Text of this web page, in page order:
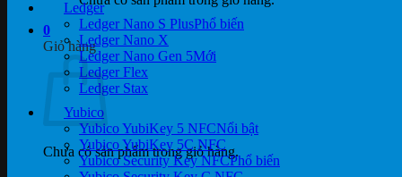
0
Giỏ hàng
Chưa có sản phẩm trong giỏ hàng.
Ledger
Ledger Nano S Plus
Ledger Nano X
Ledger Nano Gen 5
Ledger Flex
Ledger Stax
Yubico
Yubico YubiKey 5 NFC
Yubico YubiKey 5C NFC
Yubico Security Key NFC